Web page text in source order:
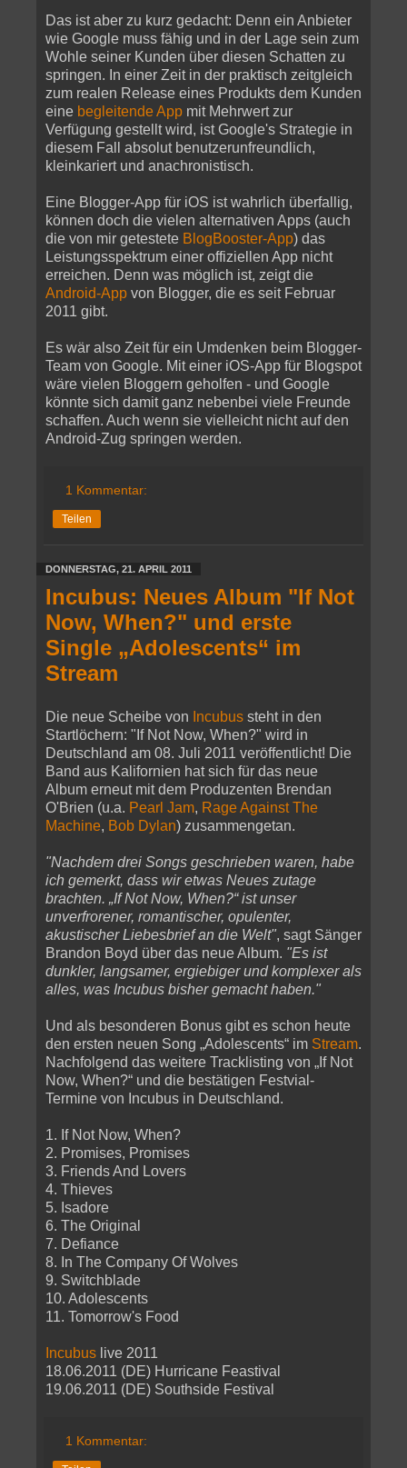
Das ist aber zu kurz gedacht: Denn ein Anbieter
wie Google muss fähig und in der Lage sein zum
Wohle seiner Kunden über diesen Schatten zu
springen. In einer Zeit in der praktisch zeitgleich
zum realen Release eines Produkts dem Kunden
eine begleitende App mit Mehrwert zur
Verfügung gestellt wird, ist Google's Strategie in
diesem Fall absolut benutzerunfreundlich,
kleinkariert und anachronistisch.
Eine Blogger-App für iOS ist wahrlich überfallig,
können doch die vielen alternativen Apps (auch
die von mir getestete BlogBooster-App) das
Leistungsspektrum einer offiziellen App nicht
erreichen. Denn was möglich ist, zeigt die
Android-App von Blogger, die es seit Februar
2011 gibt.
Es wär also Zeit für ein Umdenken beim Blogger-
Team von Google. Mit einer iOS-App für Blogspot
wäre vielen Bloggern geholfen - und Google
könnte sich damit ganz nebenbei viele Freunde
schaffen. Auch wenn sie vielleicht nicht auf den
Android-Zug springen werden.
1 Kommentar:
Teilen
DONNERSTAG, 21. APRIL 2011
Incubus: Neues Album "If Not
Now, When?" und erste
Single „Adolescents“ im
Stream
Die neue Scheibe von Incubus steht in den
Startlöchern: "If Not Now, When?" wird in
Deutschland am 08. Juli 2011 veröffentlicht! Die
Band aus Kalifornien hat sich für das neue
Album erneut mit dem Produzenten Brendan
O'Brien (u.a. Pearl Jam, Rage Against The
Machine, Bob Dylan) zusammengetan.
"Nachdem drei Songs geschrieben waren, habe
ich gemerkt, dass wir etwas Neues zutage
brachten. „If Not Now, When?“ ist unser
unverfrorener, romantischer, opulenter,
akustischer Liebesbrief an die Welt", sagt Sänger
Brandon Boyd über das neue Album. "Es ist
dunkler, langsamer, ergiebiger und komplexer als
alles, was Incubus bisher gemacht haben."
Und als besonderen Bonus gibt es schon heute
den ersten neuen Song „Adolescents“ im Stream.
Nachfolgend das weitere Tracklisting von „If Not
Now, When?“ und die bestätigen Festvial-
Termine von Incubus in Deutschland.
1. If Not Now, When?
2. Promises, Promises
3. Friends And Lovers
4. Thieves
5. Isadore
6. The Original
7. Defiance
8. In The Company Of Wolves
9. Switchblade
10. Adolescents
11. Tomorrow's Food
Incubus live 2011
18.06.2011 (DE) Hurricane Feastival
19.06.2011 (DE) Southside Festival
1 Kommentar: